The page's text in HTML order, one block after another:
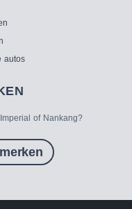
autos
of Nankang?